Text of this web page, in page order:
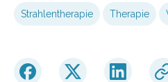
Strahlentherapie Therapie